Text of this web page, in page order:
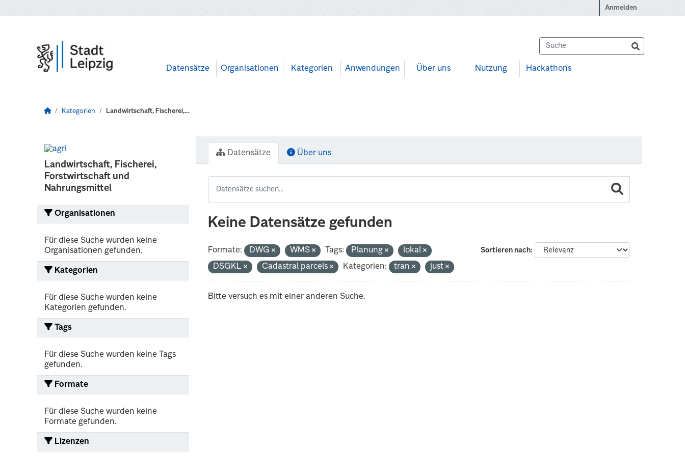
Anmelden
Datensätze Organisationen Kategorien Anwendungen Über uns Nutzung Hackathons
Kategorien Landwirtschaft, Fischerei,...
Landwirtschaft, Fischerei,
Forstwirtschaft und
Nahrungsmittel
Organisationen
Für diese Suche wurden keine
Organisationen gefunden.
Kategorien
Für diese Suche wurden keine
Kategorien gefunden.
Tags
Für diese Suche wurden keine Tags
gefunden.
Formate
Für diese Suche wurden keine
Formate gefunden.
Lizenzen
Datensätze Über uns
Keine Datensätze gefunden
Sortieren nach
Formate: DWG WMS Tags: Planung
lokal
DSGKL
Cadastral parcels Kategorien: tran just
Bitte versuch es mit einer anderen Suche.